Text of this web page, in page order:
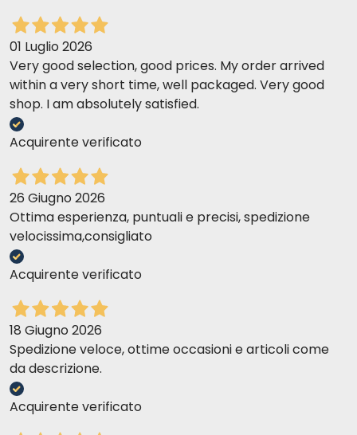
01 Luglio 2026
Very good selection, good prices. My order arrived
within a very short time, well packaged. Very good
shop. I am absolutely satisfied.
Acquirente verificato
26 Giugno 2026
Ottima esperienza, puntuali e precisi, spedizione
velocissima,consigliato
Acquirente verificato
18 Giugno 2026
Spedizione veloce, ottime occasioni e articoli come
da descrizione.
Acquirente verificato